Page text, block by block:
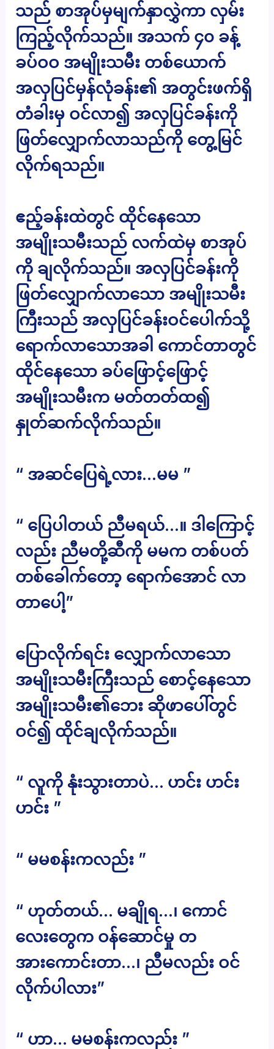
သည် စာအုပ်မှမျက်နှာလွှဲကာ လှမ်း
ကြည့်လိုက်သည်။ အသက် ၄၀ ခန့်
ခပ်ဝဝ အမျိုးသမီး တစ်ယောက်
အလှပြင်မှန်လုံခန်း၏ အတွင်းဖက်ရှိ
တံခါးမှ ဝင်လာ၍ အလှပြင်ခန်းကို
ဖြတ်လျှောက်လာသည်ကို တွေ့မြင်
လိုက်ရသည်။
ဧည့်ခန်းထဲတွင် ထိုင်နေသော
အမျိုးသမီးသည် လက်ထဲမှ စာအုပ်
ကို ချလိုက်သည်။ အလှပြင်ခန်းကို
ဖြတ်လျှောက်လာသော အမျိုးသမီး
ကြီးသည် အလှပြင်ခန်းဝင်ပေါက်သို့
ရောက်လာသောအခါ ကောင်တာတွင်
ထိုင်နေသော ခပ်ဖြောင့်ဖြောင့်
အမျိုးသမီးက မတ်တတ်ထ၍
နှုတ်ဆက်လိုက်သည်။
“ အဆင်ပြေရဲ့လား…မမ ”
“ ပြေပါတယ် ညီမရယ်…။ ဒါကြောင့်
လည်း ညီမတို့ဆီကို မမက တစ်ပတ်
တစ်ခေါက်တော့ ရောက်အောင် လာ
တာပေါ့”
ပြောလိုက်ရင်း လျှောက်လာသော
အမျိုးသမီးကြီးသည် စောင့်နေသော
အမျိုးသမီး၏ဘေး ဆိုဖာပေါ်တွင်
ဝင်၍ ထိုင်ချလိုက်သည်။
“ လူကို နုံးသွားတာပဲ… ဟင်း ဟင်း
ဟင်း ”
“ မမစန်းကလည်း ”
“ ဟုတ်တယ်… မချိုရ…၊ ကောင်
လေးတွေက ဝန်ဆောင်မှု တ
အားကောင်းတာ…၊ ညီမလည်း ဝင်
လိုက်ပါလား”
“ ဟာ… မမစန်းကလည်း ”